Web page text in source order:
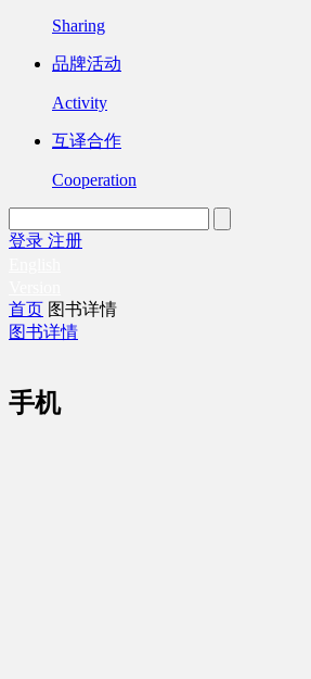
Sharing
品牌活动
Activity
互译合作
Cooperation
登录 注册
首页 图书详情
图书详情
手机